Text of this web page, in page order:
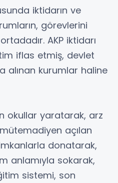
iktidarın ve
görevlerini
AKP iktidarı
iflas etmiş, devlet
alınan kurumlar haline
okullar yaratarak, arz
açılan
donatarak,
anlamıyla sokarak,
sistemi, son